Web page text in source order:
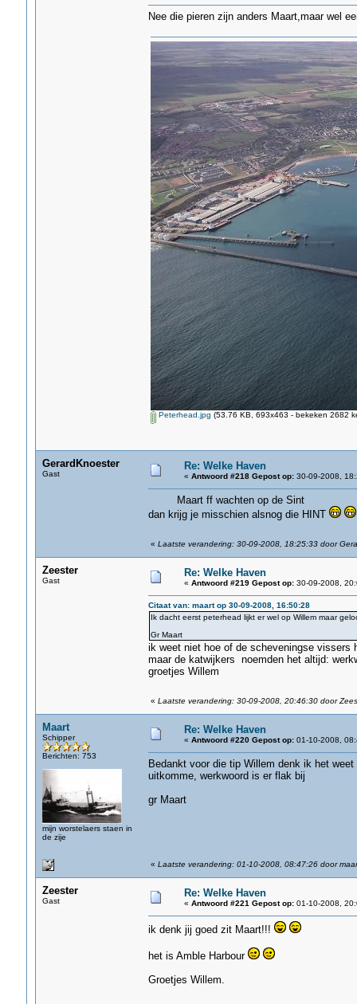
Nee die pieren zijn anders Maart,maar wel
Peterhead.jpg (53.76 KB, 693x463 - bekeken 2682
GerardKnoester
Gast
Re: Welke Haven
« Antwoord #218 Gepost op:30-09-2008,
Maart ff wachten op de Sint
dan krijg je misschien alsnog die HINT
« Laatste verandering: 30-09-2008, 18:25:33 door
Zeester
Gast
Re: Welke Haven
« Antwoord #219 Gepost op:30-09-2008,
Citaat van: maart op 30-09-2008, 16:50:28
Ik dacht eerst peterhead lijkt er wel op Willem maar
Gr Maart
ik weet niet hoe of de scheveningse vissers
maar de katwijkers noemden het altijd:
groetjes Willem
« Laatste verandering: 30-09-2008, 20:46:30 door
Maart
Schipper
Berichten: 753
mijn worstelaers staen in
de zije
Re: Welke Haven
« Antwoord #220 Gepost op:01-10-2008,
Bedankt voor die tip Willem denk ik het
uitkomme, werkwoord is er flak bij
gr Maart
« Laatste verandering: 01-10-2008, 08:47:26 door
Zeester
Gast
Re: Welke Haven
« Antwoord #221 Gepost op:01-10-2008,
ik denk jij goed zit Maart!!!
het is Amble Harbour
Groetjes Willem.